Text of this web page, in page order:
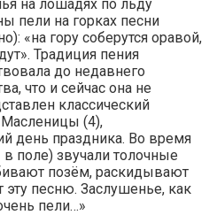
на лошадях по льду
пели на горках песни
«на гору соберутся оравой,
Традиция пения
до недавнего
что и сейчас она не
классический
(4),
день праздника. Во время
поле) звучали толочные
позём, раскидывают
песню. Заслушенье, как
пели…»